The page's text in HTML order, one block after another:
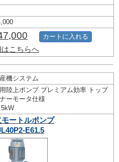
こちらへ
カートに入れる
機システム
陸上ポンプ プレミアム効率 トップ
ーモータ仕様
モートルポンプ
E61.5